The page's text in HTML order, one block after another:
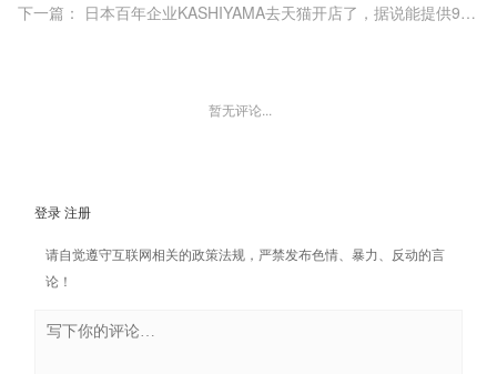
下一篇： 日本百年企业KASHIYAMA去天猫开店了，据说能提供9亿多种西装定制版型组合
暂无评论...
登录 注册
请自觉遵守互联网相关的政策法规，严禁发布色情、暴力、反动的言
论！